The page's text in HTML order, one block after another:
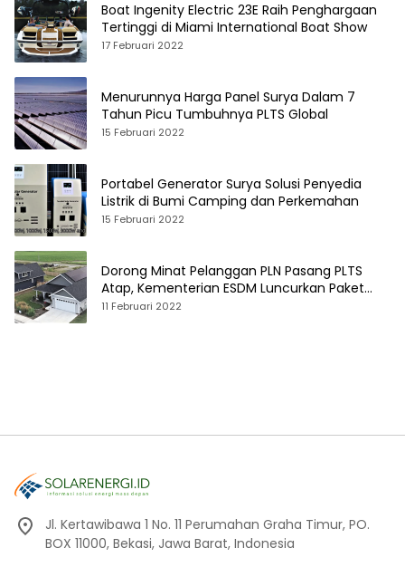
Boat Ingenity Electric 23E Raih Penghargaan
Tertinggi di Miami International Boat Show
17 Februari 2022
Menurunnya Harga Panel Surya Dalam 7
Tahun Picu Tumbuhnya PLTS Global
15 Februari 2022
Portabel Generator Surya Solusi Penyedia
Listrik di Bumi Camping dan Perkemahan
15 Februari 2022
Dorong Minat Pelanggan PLN Pasang PLTS
Atap, Kementerian ESDM Luncurkan Paket
Hibah SEF
11 Februari 2022
Jl. Kertawibawa 1 No. 11 Perumahan Graha Timur, PO.
BOX 11000, Bekasi, Jawa Barat, Indonesia